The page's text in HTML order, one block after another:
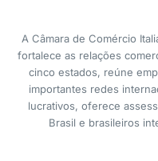
A Câmara de Comércio
fortalece as relações
cinco estados, reúne
importantes redes
lucrativos, oferece
Brasil e brasileiros